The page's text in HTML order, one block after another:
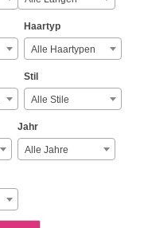
Haartyp
Alle Haartypen
Stil
Alle Stile
Jahr
Alle Jahre